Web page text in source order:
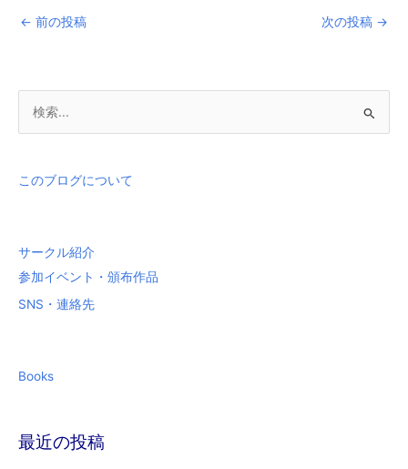
← 前の投稿 次の投稿 →
象
このブログについて
サークル紹介
参加イベント・頒布作品
SNS・連絡先
Books
最近の投稿